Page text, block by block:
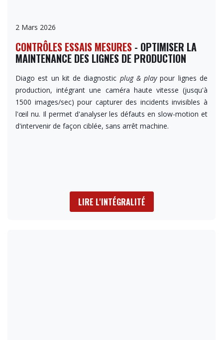
2 Mars 2026
CONTRÔLES ESSAIS MESURES - OPTIMISER LA
MAINTENANCE DES LIGNES DE PRODUCTION
Diago est un kit de diagnostic plug & playpour lignes de
production, intégrant une caméra haute vitesse (jusqu'à
1500 images/sec) pour capturer des incidents invisibles à
l'œil nu. Il permet d'analyser les défauts en slow-motion et
d'intervenir de façon ciblée, sans arrêt machine.
LIRE L'INTÉGRALITÉ